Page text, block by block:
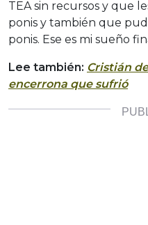
TEA sin recursos y que
ponis y también que
ponis. Ese es mi sueño
Lee también: Cristián
encerrona que sufrió